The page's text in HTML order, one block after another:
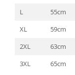
L
55cm
XL
59cm
2XL
63cm
3XL
65cm